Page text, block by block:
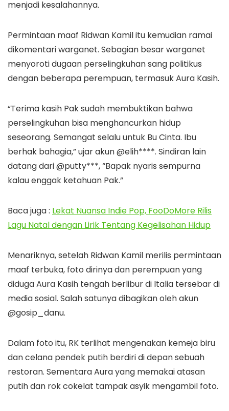
menjadi kesalahannya.
Permintaan maaf Ridwan Kamil itu kemudian ramai
dikomentari warganet. Sebagian besar warganet
menyoroti dugaan perselingkuhan sang politikus
dengan beberapa perempuan, termasuk Aura Kasih.
“Terima kasih Pak sudah membuktikan bahwa
perselingkuhan bisa menghancurkan hidup
seseorang. Semangat selalu untuk Bu Cinta. Ibu
berhak bahagia,” ujar akun @elih****. Sindiran lain
datang dari @putty***, “Bapak nyaris sempurna
kalau enggak ketahuan Pak.”
Baca juga : Lekat Nuansa Indie Pop, FooDoMore Rilis
Lagu Natal dengan Lirik Tentang Kegelisahan Hidup
Menariknya, setelah Ridwan Kamil merilis permintaan
maaf terbuka, foto dirinya dan perempuan yang
diduga Aura Kasih tengah berlibur di Italia tersebar di
media sosial. Salah satunya dibagikan oleh akun
@gosip_danu.
Dalam foto itu, RK terlihat mengenakan kemeja biru
dan celana pendek putih berdiri di depan sebuah
restoran. Sementara Aura yang memakai atasan
putih dan rok cokelat tampak asyik mengambil foto.